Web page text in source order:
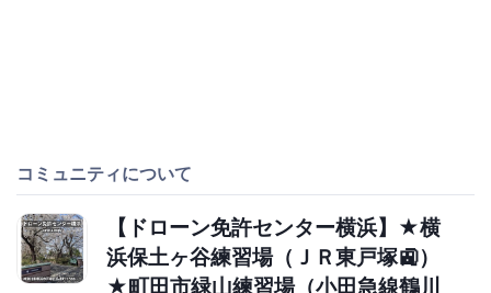
コミュニティについて
【ドローン免許センター横浜】★横
浜保土ヶ谷練習場（ＪＲ東戸塚🚉）
★町田市緑山練習場（小田急線鶴川